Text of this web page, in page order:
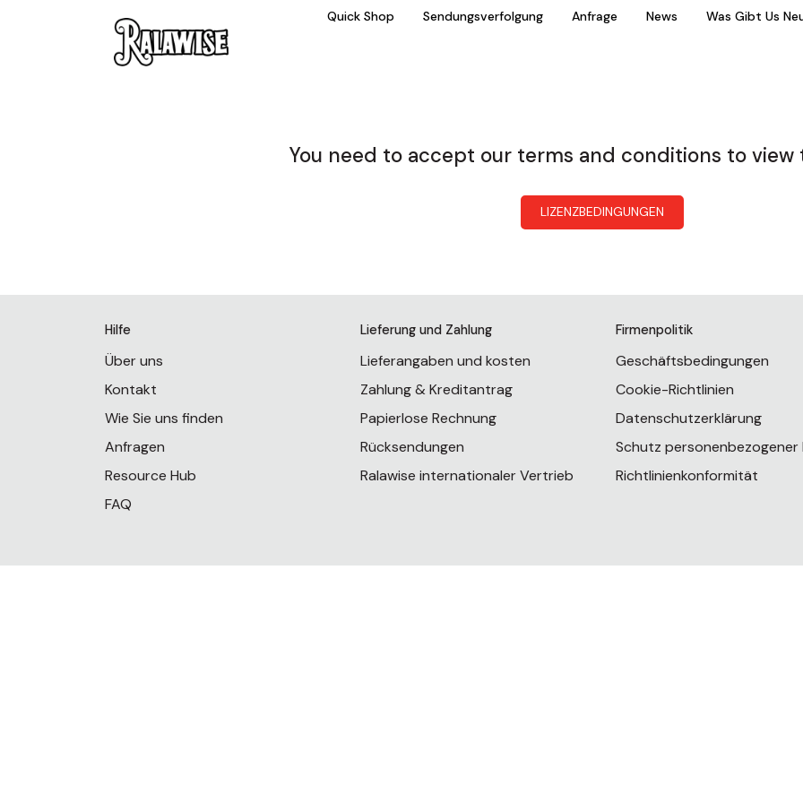
Quick Shop Sendungsverfolgung Anfrage News Was Gibt Us
You need to accept our terms and conditions to
LIZENZBEDINGUNGEN
Hilfe
Über uns
Kontakt
Wie Sie uns finden
Anfragen
Resource Hub
FAQ
Lieferung und Zahlung
Lieferangaben und kosten
Zahlung & Kreditantrag
Papierlose Rechnung
Rücksendungen
Ralawise internationaler Vertrieb
Firmenpolitik
Geschäftsbedingungen
Cookie-Richtlinien
Datenschutzerklärung
Schutz personenbezogener
Richtlinienkonformität